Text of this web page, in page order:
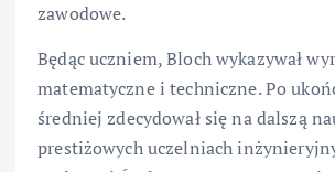
zawodowe.
Będąc uczniem, Bloch wykazywał
matematyczne i techniczne. Po
średniej zdecydował się na dalszą
prestiżowych uczelniach